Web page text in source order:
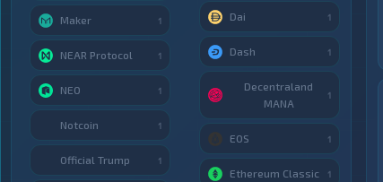
Maker 1
NEAR Protocol 1
NEO 1
Notcoin 1
Official Trump 1
Dai 1
Dash 1
Decentraland
MANA
1
EOS 1
Ethereum Classic 1